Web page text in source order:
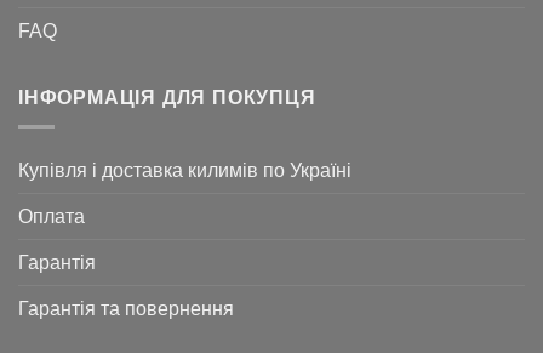
FAQ
ІНФОРМАЦІЯ ДЛЯ ПОКУПЦЯ
Купівля і доставка килимів по Україні
Оплата
Гарантія
Гарантія та повернення